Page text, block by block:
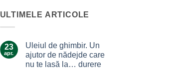
ULTIMELE ARTICOLE
23
apr.
Uleiul de ghimbir. Un
ajutor de nădejde care
nu te lasă la… durere